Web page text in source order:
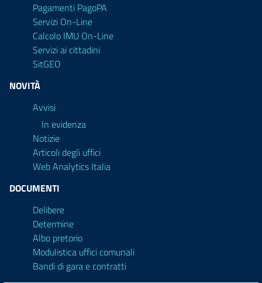
Pagamenti PagoPA
Servizi On-Line
Calcolo IMU On-Line
Servizi ai cittadini
SitGEO
NOVITÀ
Avvisi
In evidenza
Notizie
Articoli degli uffici
Web Analytics Italia
DOCUMENTI
Delibere
Determine
Albo pretorio
Modulistica uffici comunali
Bandi di gara e contratti